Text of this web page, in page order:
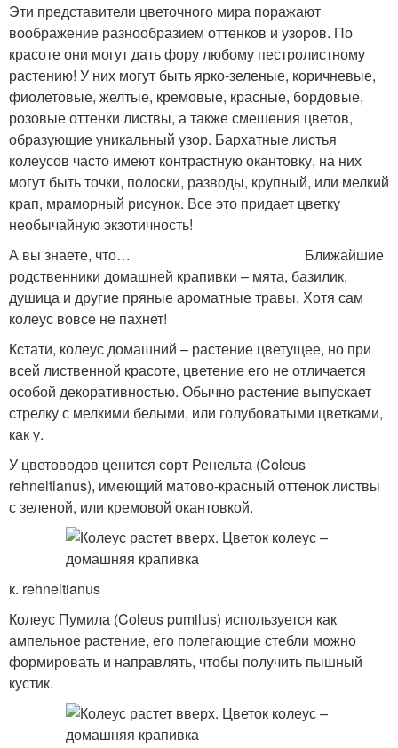
Эти представители цветочного мира поражают
воображение разнообразием оттенков и узоров. По
красоте они могут дать фору любому пестролистному
растению! У них могут быть ярко-зеленые, коричневые,
фиолетовые, желтые, кремовые, красные, бордовые,
розовые оттенки листвы, а также смешения цветов,
образующие уникальный узор. Бархатные листья
колеусов часто имеют контрастную окантовку, на них
могут быть точки, полоски, разводы, крупный, или мелкий
крап, мраморный рисунок. Все это придает цветку
необычайную экзотичность!
А вы знаете, что… Ближайшие
родственники домашней крапивки – мята, базилик,
душица и другие пряные ароматные травы. Хотя сам
колеус вовсе не пахнет!
Кстати, колеус домашний – растение цветущее, но при
всей лиственной красоте, цветение его не отличается
особой декоративностью. Обычно растение выпускает
стрелку с мелкими белыми, или голубоватыми цветками,
как у.
У цветоводов ценится сорт Ренельта (Coleus
rehneltianus), имеющий матово-красный оттенок листвы
с зеленой, или кремовой окантовкой.
к. rehneltianus
Колеус Пумила (Coleus pumilus) используется как
ампельное растение, его полегающие стебли можно
формировать и направлять, чтобы получить пышный
кустик.